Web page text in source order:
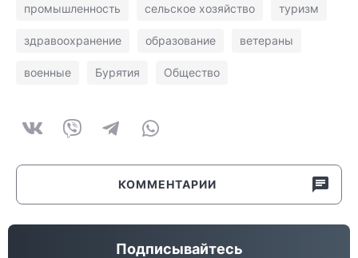
промышленность сельское хозяйство туризм
здравоохранение образование ветераны
военные Бурятия Общество
КОММЕНТАРИИ
Подписывайтесь